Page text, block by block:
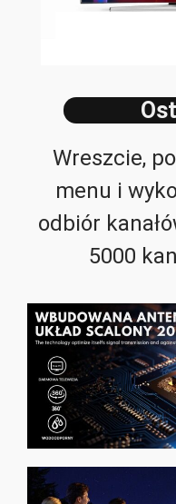
Wreszcie,
menu i
odbiór
5000